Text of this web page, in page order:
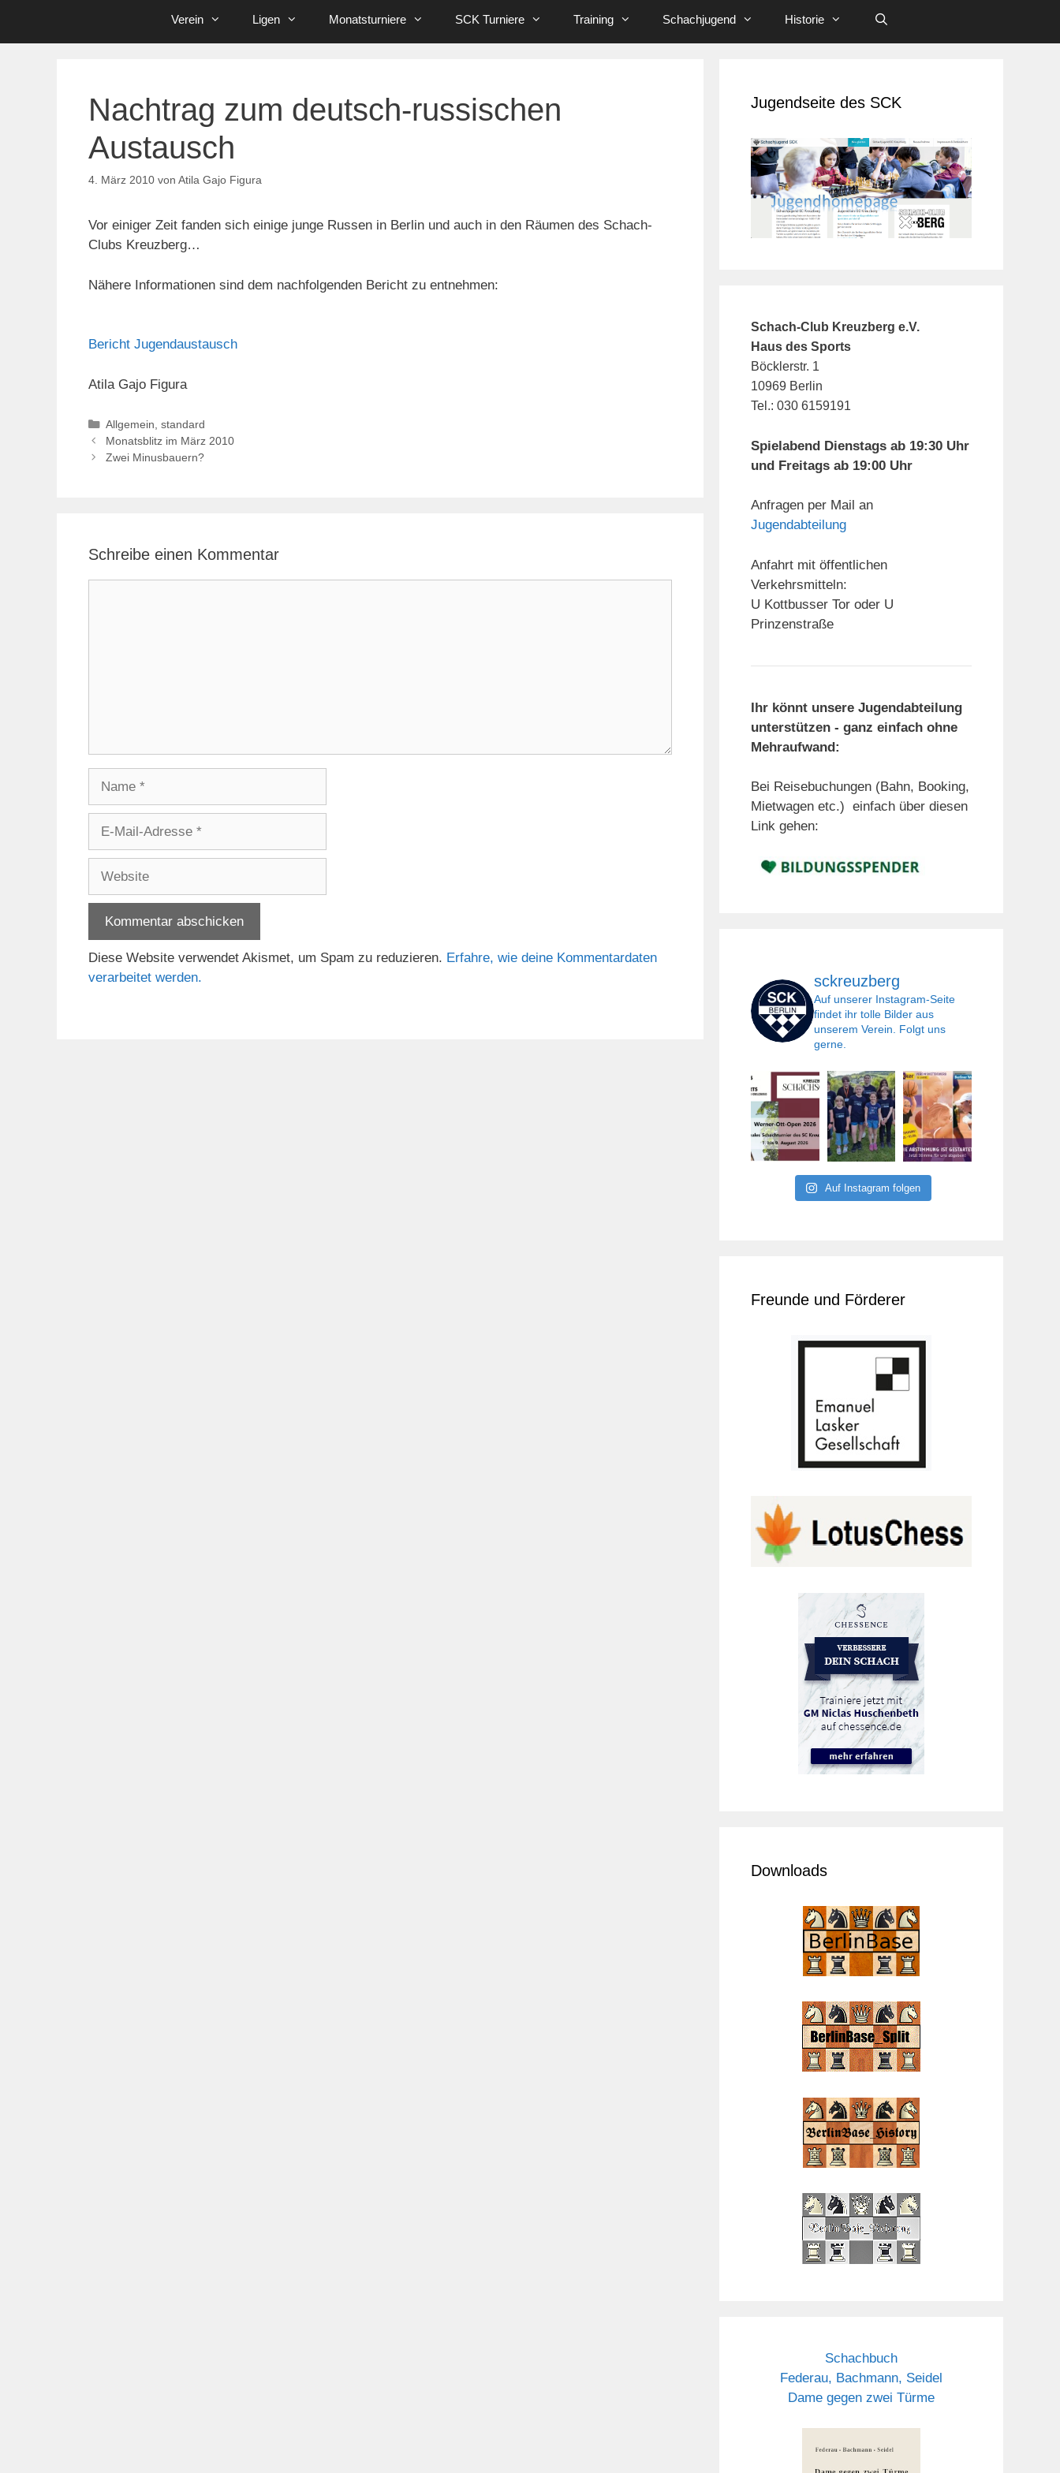
Verein Ligen Monatsturniere SCK Turniere Training Schachjugend Historie
Nachtrag zum deutsch-russischen
Austausch
4. März 2010 von Atila Gajo Figura
Vor einiger Zeit fanden sich einige junge Russen in Berlin und auch in den Räumen des Schach-
Clubs Kreuzberg…
Nähere Informationen sind dem nachfolgenden Bericht zu entnehmen:
Bericht Jugendaustausch
Atila Gajo Figura
Kategorien
Allgemein, standard
Monatsblitz im März 2010
Zwei Minusbauern?
Schreibe einen Kommentar
Adresse
Diese Website verwendet Akismet, um Spam zu reduzieren. Erfahre, wie deine Kommentardaten
verarbeitet werden.
Jugendseite des SCK
Schach-Club Kreuzberg e.V.
Haus des Sports
Böcklerstr. 1
10969 Berlin
Tel.: 030 6159191
Spielabend Dienstags ab 19:30 Uhr
und Freitags ab 19:00 Uhr
Anfragen per Mail an
Jugendabteilung
Anfahrt mit öffentlichen
Verkehrsmitteln:
U Kottbusser Tor oder U
Prinzenstraße
Ihr könnt unsere Jugendabteilung
unterstützen - ganz einfach ohne
Mehraufwand:
Bei Reisebuchungen (Bahn, Booking,
Mietwagen etc.) einfach über diesen
Link gehen:
sckreuzberg
Auf unserer Instagram-Seite
findet ihr tolle Bilder aus
unserem Verein. Folgt uns
gerne.
Auf Instagram folgen
Freunde und Förderer
Downloads
Schachbuch
Federau, Bachmann, Seidel
Dame gegen zwei Türme